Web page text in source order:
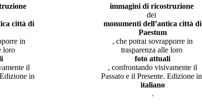
città di
in
loro
il
in
immagini di ricostruzione
dei
monumenti dell’antica città di
Paestum
, che potrai sovrapporre in
trasparenza alle loro
foto attuali
, confrontando visivamente il
Passato e il Presente. Edizione in
italiano
.